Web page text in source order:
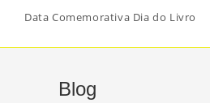
Data Comemorativa Dia do Livro
Blog